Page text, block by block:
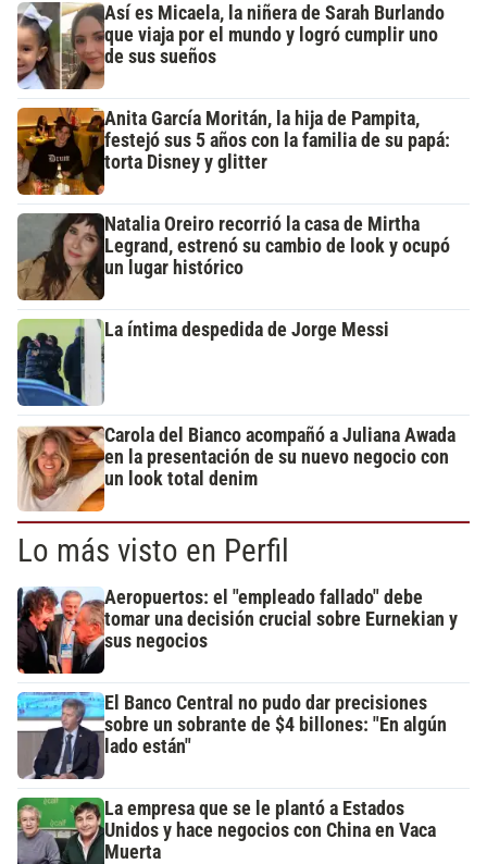
Así es Micaela, la niñera de Sarah Burlando
que viaja por el mundo y logró cumplir uno
de sus sueños
Anita García Moritán, la hija de Pampita,
festejó sus 5 años con la familia de su papá:
torta Disney y glitter
Natalia Oreiro recorrió la casa de Mirtha
Legrand, estrenó su cambio de look y ocupó
un lugar histórico
La íntima despedida de Jorge Messi
Carola del Bianco acompañó a Juliana Awada
en la presentación de su nuevo negocio con
un look total denim
Lo más visto en Perfil
Aeropuertos: el "empleado fallado" debe
tomar una decisión crucial sobre Eurnekian y
sus negocios
El Banco Central no pudo dar precisiones
sobre un sobrante de $4 billones: "En algún
lado están"
La empresa que se le plantó a Estados
Unidos y hace negocios con China en Vaca
Muerta